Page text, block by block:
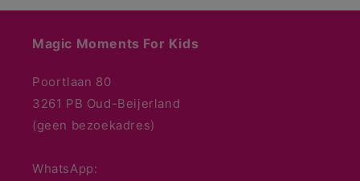
Magic Moments For Kids
Poortlaan 80
3261 PB Oud-Beijerland
(geen bezoekadres)
WhatsApp: